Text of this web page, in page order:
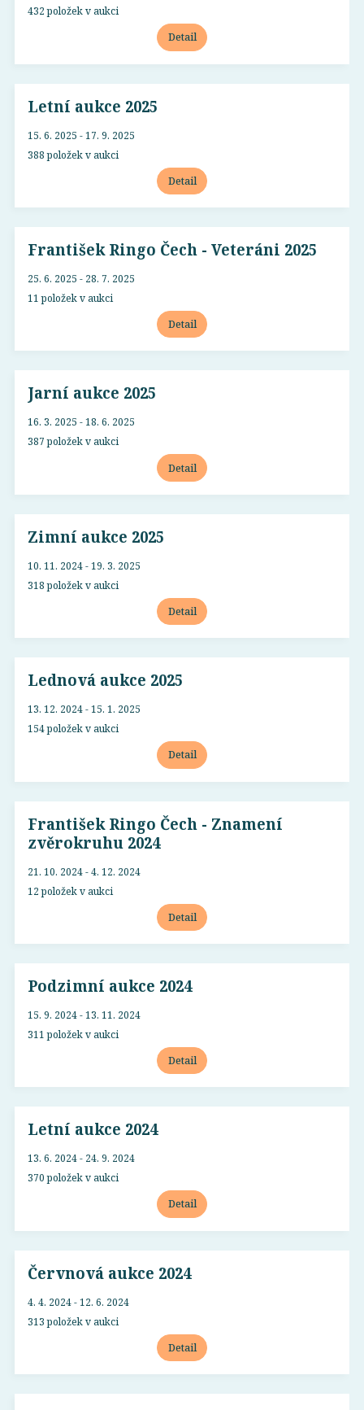
432 položek v aukci
Detail
Letní aukce 2025
15. 6. 2025 - 17. 9. 2025
388 položek v aukci
Detail
František Ringo Čech - Veteráni 2025
25. 6. 2025 - 28. 7. 2025
11 položek v aukci
Detail
Jarní aukce 2025
16. 3. 2025 - 18. 6. 2025
387 položek v aukci
Detail
Zimní aukce 2025
10. 11. 2024 - 19. 3. 2025
318 položek v aukci
Detail
Lednová aukce 2025
13. 12. 2024 - 15. 1. 2025
154 položek v aukci
Detail
František Ringo Čech - Znamení
zvěrokruhu 2024
21. 10. 2024 - 4. 12. 2024
12 položek v aukci
Detail
Podzimní aukce 2024
15. 9. 2024 - 13. 11. 2024
311 položek v aukci
Detail
Letní aukce 2024
13. 6. 2024 - 24. 9. 2024
370 položek v aukci
Detail
Červnová aukce 2024
4. 4. 2024 - 12. 6. 2024
313 položek v aukci
Detail